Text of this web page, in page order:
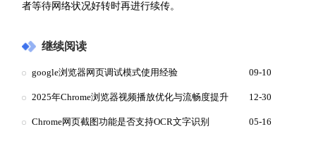
者等待网络状况好转时再进行续传。
继续阅读
google浏览器网页调试模式使用经验 09-10
2025年Chrome浏览器视频播放优化与流畅度提升 12-30
Chrome网页截图功能是否支持OCR文字识别 05-16